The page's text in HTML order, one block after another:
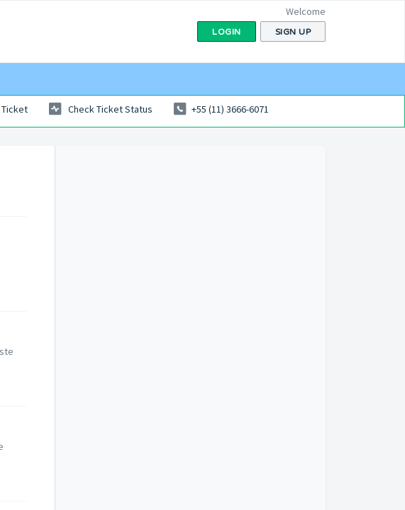
Welcome
LOGIN SIGN UP
Check Ticket Status +55 (11) 3666-6071